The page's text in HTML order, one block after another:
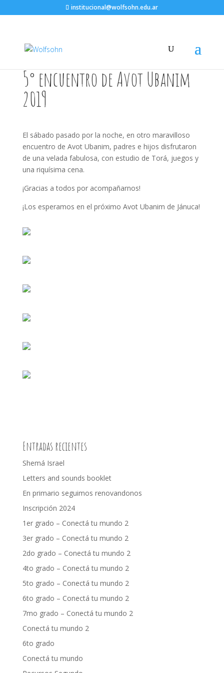
institucional@wolfsohn.edu.ar
5° encuentro de Avot Ubanim
2019
El sábado pasado por la noche, en otro maravilloso
encuentro de Avot Ubanim, padres e hijos disfrutaron
de una velada fabulosa, con estudio de Torá, juegos y
una riquísima cena.
¡Gracias a todos por acompañarnos!
¡Los esperamos en el próximo Avot Ubanim de Jánuca!
Entradas recientes
Shemá Israel
Letters and sounds booklet
En primario seguimos renovandonos
Inscripción 2024
1er grado – Conectá tu mundo 2
3er grado – Conectá tu mundo 2
2do grado – Conectá tu mundo 2
4to grado – Conectá tu mundo 2
5to grado – Conectá tu mundo 2
6to grado – Conectá tu mundo 2
7mo grado – Conectá tu mundo 2
Conectá tu mundo 2
6to grado
Conectá tu mundo